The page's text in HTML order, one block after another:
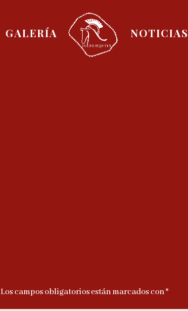
GALERÍA NOTICIAS
Los campos obligatorios están marcados con*